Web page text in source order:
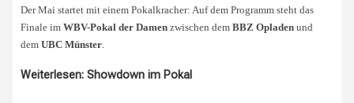
Der Mai startet mit einem Pokalkracher: Auf dem Programm steht das
Finale imWBV-Pokal der Damen zwischen demBBZ Opladen und
demUBC Münster
Weiterlesen: Showdown im Pokal